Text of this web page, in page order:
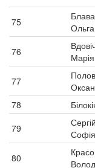
75
Ольга
76
Марія
77
78
79
Софія
80